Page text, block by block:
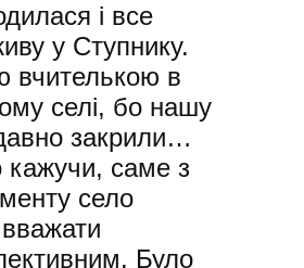
і все
у Ступнику.
вчителькою в
селі, бо нашу
закрили…
кажучи, саме з
село
Було